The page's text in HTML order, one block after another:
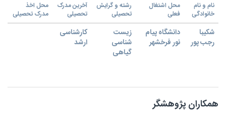
نام و نام
خانوادگی
محل اشتغال
فعلی
رشته و گرایش
تحصیلی
آخرین مدرک
تحصیلی
محل اخذ
مدرک تحصیلی
شکیبا
رجب پور
دانشگاه پیام
نور فرخشهر
زیست
شناسی
گیاهی
کارشناسی
ارشد
همکاران پژوهشگر